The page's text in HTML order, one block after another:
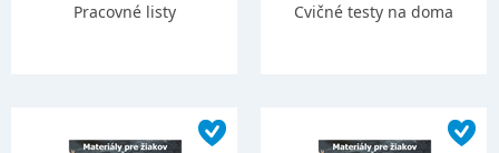
Pracovné listy
Cvičné testy na doma